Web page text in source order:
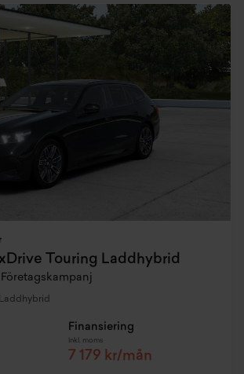
Touring Laddhybrid
Laddhybrid
Finansiering
Inkl. moms
7 179 kr/mån